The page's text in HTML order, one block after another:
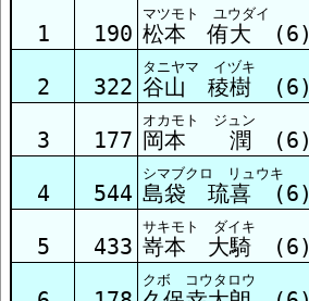
決勝 結果
1 190
マツモト ユウダイ
松本 侑大 (6)
2 322
タニヤマ イヅキ
谷山 稜樹 (6)
3 177
オカモト ジュン
岡本 潤 (6)
4 544
シマブクロ リュウキ
島袋 琉喜 (6)
5 433
サキモト ダイキ
嵜本 大騎 (6)
クボ コウタロウ